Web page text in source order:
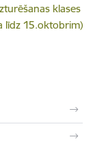
klases
līdz 15.oktobrim)